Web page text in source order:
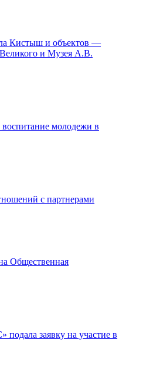
Кистыш и объектов —
и Музея А.В.
воспитание молодежи в
с партнерами
Общественная
заявку на участие в